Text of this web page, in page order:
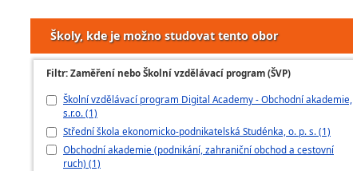
Školy, kde je možno studovat tento obor
Filtr: Zaměření nebo Školní vzdělávací program (ŠVP)
Školní vzdělávací program Digital Academy - Obchodní akademie,
s.r.o. (1)
Střední škola ekonomicko-podnikatelská Studénka, o. p. s. (1)
Obchodní akademie (podnikání, zahraniční obchod a cestovní
ruch) (1)